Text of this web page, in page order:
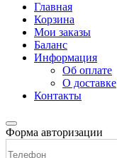
Главная
Корзина
Мои заказы
Баланс
Информация
Об оплате
О доставке
Контакты
Форма авторизации